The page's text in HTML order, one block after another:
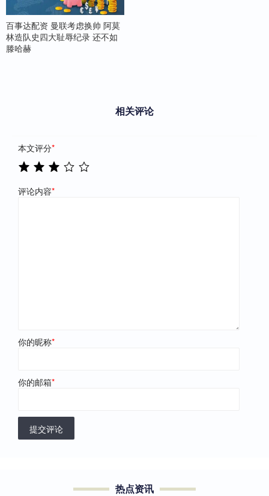
百事达配资 曼联考虑换帅 阿莫
林造队史四大耻辱纪录 还不如
滕哈赫
相关评论
本文评分*
评论内容*
你的昵称*
你的邮箱*
提交评论
热点资讯